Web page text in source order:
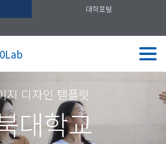
대학포털
지 디자인 템플릿
대학교